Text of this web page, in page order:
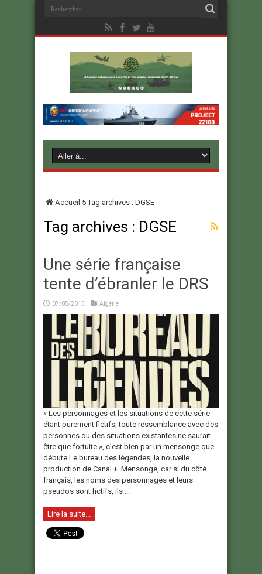
Accueil 5Tag archives : DGSE
Tag archives : DGSE
Une série française
tente d’ébranler le DRS
07/05/2015 Algérie
« Les personnages et les situations de cette série
étant purement fictifs, toute ressemblance avec des
personnes ou des situations existantes ne saurait
être que fortuite », c’est bien par un mensonge que
débute Le bureau des légendes, la nouvelle
production de Canal +. Mensonge, car si du côté
français, les noms des personnages et leurs
pseudos sont fictifs, ils ...
Lire la suite...